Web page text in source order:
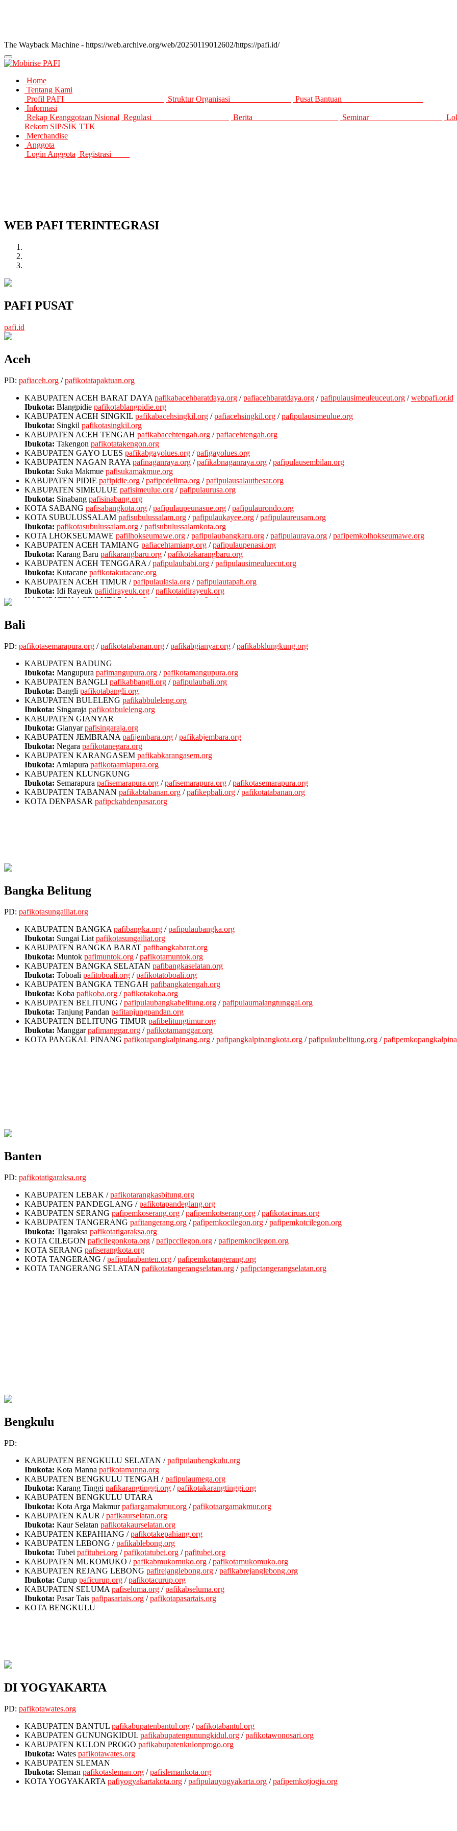
The Wayback Machine - https://web.archive.org/web/20250119012602/https://pafi.id/
PAFI
Home
Tentang Kami
Profil PAFI
Struktur Organisasi
Pusat Bantuan
Informasi
Rekap Keanggotaan Nsional Regulasi Berita Seminar
Rekom SIP/SIK TTK
Merchandise
Anggota
Login Anggota Registrasi
WEB PAFI TERINTEGRASI
PAFI PUSAT
pafi.id
Aceh
PD: pafiaceh.org /pafikotatapaktuan.org
KABUPATEN ACEH BARAT DAYApafikabacehbaratdaya.org /pafiacehbaratdaya.org /pafipulausimeuleuceut.org /webpafi.or.id
Ibukota: Blangpidie pafikotablangpidie.org
KABUPATEN ACEH SINGKIL pafikabacehsingkil.org /pafiacehsingkil.org /pafipulausimeulue.org
Ibukota: Singkil pafikotasingkil.org
KABUPATEN ACEH TENGAH pafikabacehtengah.org /pafiacehtengah.org
Ibukota: Takengon pafikotatakengon.org
KABUPATEN GAYO LUES pafikabgayolues.org /pafigayolues.org
KABUPATEN NAGAN RAYApafinaganraya.org /pafikabnaganraya.org /pafipulausembilan.org
Ibukota: Suka Makmue pafisukamakmue.org
KABUPATEN PIDIE pafipidie.org /pafipcdelima.org /pafipulausalautbesar.org
KABUPATEN SIMEULUE pafisimeulue.org /pafipulaurusa.org
Ibukota: Sinabang pafisinabang.org
KOTA SABANG pafisabangkota.org /pafipulaupeunasue.org /pafipulaurondo.org
KOTA SUBULUSSALAM pafisubulussalam.org /pafipulaukayee.org /pafipulaureusam.org
Ibukota: pafikotasubulussalam.org /pafisubulussalamkota.org
KOTA LHOKSEUMAWE pafilhokseumawe.org /pafipulaubangkaru.org /pafipulauraya.org /pafipemkolhokseumawe.org
KABUPATEN ACEH TAMIANG pafiacehtamiang.org /pafipulaupenasi.org
Ibukota: Karang Baru pafikarangbaru.org /pafikotakarangbaru.org
KABUPATEN ACEH TENGGARA/pafipulaubabi.org /pafipulausimeuluecut.org
Ibukota: Kutacane pafikotakutacane.org
KABUPATEN ACEH TIMUR /pafipulaulasia.org /pafipulautapah.org
Ibukota: Idi Rayeuk pafiidirayeuk.org /pafikotaidirayeuk.org
KABUPATEN ACEH UTARA
/ pafipulaunasi.org /
pafipulautrumon.org
Ibukota:
Ibukota:Bireuenpafibireuenkota.org
Ibukota:Meulabohpafikotameulaboh.org
KOTA BANDA ACEHpafipulauaceh.org
Ibukota: pafikotabandaaceh.org/pafibandaacehkota.org
KOTA LANGSApafipemkolangsa.org
KABUPATEN PIDIE JAYA /pafikotapidie.org
Ibukota: Meureudupafimeureudu.org/
KABUPATEN ACEH BESAR
Ibukota: Kota Janthopafijantho.org
KABUPATEN ACEH JAYA
Ibukota: Calang pafikotacalang.org
KABUPATEN ACEH SELATAN
Ibukota: Tapak Tuanpafitapaktuan.org/
Bali
PD: pafikotasemarapura.org /pafikotatabanan.org /pafikabgianyar.org /pafikabklungkung.org
KABUPATEN BADUNG
Ibukota: Mangupura pafimangupura.org /pafikotamangupura.org
KABUPATEN BANGLI pafikabbangli.org /pafipulaubali.org
Ibukota: Bangli pafikotabangli.org
KABUPATEN BULELENG pafikabbuleleng.org
Ibukota: Singaraja pafikotabuleleng.org
KABUPATEN GIANYAR
Ibukota: Gianyarpafisingaraja.org
KABUPATEN JEMBRANApafijembara.org /pafikabjembara.org
Ibukota: Negara pafikotanegara.org
KABUPATEN KARANGASEM pafikabkarangasem.org
Ibukota: Amlapura pafikotaamlapura.org
KABUPATEN KLUNGKUNG
Ibukota: Semarapura pafisemarapura.org /pafisemarapura.org /pafikotasemarapura.org
KABUPATEN TABANAN pafikabtabanan.org /pafikepbali.org /pafikotatabanan.org
KOTA DENPASAR pafipckabdenpasar.org
Bangka Belitung
PD: pafikotasungailiat.org
KABUPATEN BANGKApafibangka.org /pafipulaubangka.org
Ibukota: Sungai Liatpafikotasungailiat.org
KABUPATEN BANGKA BARAT pafibangkabarat.org
Ibukota: Muntok pafimuntok.org /pafikotamuntok.org
KABUPATEN BANGKA SELATAN pafibangkaselatan.org
Ibukota: Toboali pafitoboali.org /pafikotatoboali.org
KABUPATEN BANGKA TENGAH pafibangkatengah.org
Ibukota: Koba pafikoba.org /pafikotakoba.org
KABUPATEN BELITUNG /pafipulaubangkabelitung.org /pafipulaumalangtunggal.org
Ibukota: Tanjung Pandan pafitanjungpandan.org
KABUPATEN BELITUNG TIMUR pafibelitungtimur.org
Ibukota: Manggarpafimanggar.org /pafikotamanggar.org
KOTA PANGKAL PINANG pafikotapangkalpinang.org /pafipangkalpinangkota.org /pafipulaubelitung.org /
Banten
PD: pafikotatigaraksa.org
KABUPATEN LEBAK /pafikotarangkasbitung.org
KABUPATEN PANDEGLANG /pafikotapandeglang.org
KABUPATEN SERANG pafipemkoserang.org /pafipemkotserang.org /pafikotaciruas.org
KABUPATEN TANGERANG pafitangerang.org /pafipemkocilegon.org /pafipemkotcilegon.org
Ibukota: Tigaraksa pafikotatigaraksa.org
KOTA CILEGON paficilegonkota.org /pafipccilegon.org /pafipemkocilegon.org
KOTA SERANG pafiserangkota.org
KOTA TANGERANG /pafipulaubanten.org /pafipemkotangerang.org
KOTA TANGERANG SELATAN pafikotatangerangselatan.org /pafipctangerangselatan.org
Bengkulu
PD:
KABUPATEN BENGKULU SELATAN /pafipulaubengkulu.org
Ibukota: Kota Manna pafikotamanna.org
KABUPATEN BENGKULU TENGAH /pafipulaumega.org
Ibukota: Karang Tinggi pafikarangtinggi.org /pafikotakarangtinggi.org
KABUPATEN BENGKULU UTARA
Ibukota: Kota Arga Makmurpafiargamakmur.org /pafikotaargamakmur.org
KABUPATEN KAUR /pafikaurselatan.org
Ibukota: Kaur Selatan pafikotakaurselatan.org
KABUPATEN KEPAHIANG /pafikotakepahiang.org
KABUPATEN LEBONG /pafikablebong.org
Ibukota: Tubei pafitubei.org /pafikotatubei.org /pafitubei.org
KABUPATEN MUKOMUKO /pafikabmukomuko.org /pafikotamukomuko.org
KABUPATEN REJANG LEBONG pafirejanglebong.org /pafikabrejanglebong.org
Ibukota: Curup paficurup.org /pafikotacurup.org
KABUPATEN SELUMApafiseluma.org /pafikabseluma.org
Ibukota: Pasar Tais pafipasartais.org /pafikotapasartais.org
KOTA BENGKULU
DI YOGYAKARTA
PD: pafikotawates.org
KABUPATEN BANTUL pafikabupatenbantul.org /pafikotabantul.org
KABUPATEN GUNUNGKIDUL pafikabupatengunungkidul.org /pafikotawonosari.org
KABUPATEN KULON PROGO pafikabupatenkulonprogo.org
Ibukota: Wates pafikotawates.org
KABUPATEN SLEMAN
Ibukota: Sleman pafikotasleman.org /pafislemankota.org
KOTA YOGYAKARTApafiyogyakartakota.org /pafipulauyogyakarta.org /pafipemkotjogja.org